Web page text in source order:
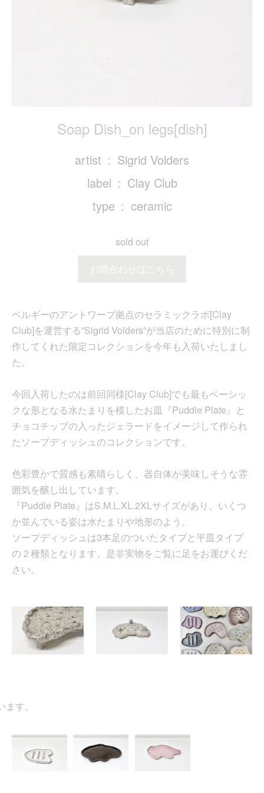
Soap Dish_on legs[dish]
artist
Sigrid Volders
label
Clay Club
type
ceramic
sold out
お問合わせはこちら
ベルギーのアントワープ拠点のセラミックラボ[Clay
Club]を運営する”Sigrid Volders”が当店のために特別に制
作してくれた限定コレクションを今年も入荷いたしまし
た。
今回入荷したのは前回同様[Clay Club]でも最もベーシッ
クな形となる水たまりを模したお皿『Puddle Plate』と
チョコチップの入ったジェラードをイメージして作られ
たソープディッシュのコレクションです。
色彩豊かで質感も素晴らしく、器自体が美味しそうな雰
囲気を醸し出しています。
『Puddle Plate』はS.M.L.XL.2XLサイズがあり、いくつ
か並んでいる姿は水たまりや地形のよう。
ソープディッシュは3本足のついたタイプと平皿タイプ
の２種類となります。是非実物をご覧に足をお運びくだ
さい。
。